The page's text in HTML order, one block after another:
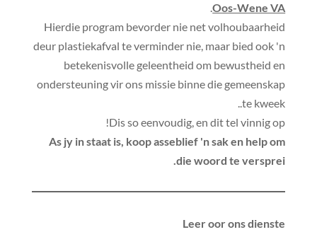
Oos-Wene VA
.
Hierdie program bevorder nie net volhoubaarheid
deur plastiekafval te verminder nie, maar bied ook 'n
betekenisvolle geleentheid om bewustheid en
ondersteuning vir ons missie binne die gemeenskap
te kweek..
Dis so eenvoudig, en dit tel vinnig op!
As jy in staat is, koop asseblief 'n sak en help om
die woord te versprei.
Leer oor ons dienste